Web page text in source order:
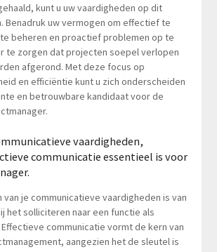
kunt u uw vaardigheden op dit
Benadruk uw vermogen om effectief te
te beheren en proactief problemen op te
te zorgen dat projecten soepel verlopen
afgerond. Met deze focus op
en efficiëntie kunt u zich onderscheiden
en betrouwbare kandidaat voor de
vaardigheden,
communicatie essentieel is voor
van je communicatieve vaardigheden is van
het solliciteren naar een functie als
communicatie vormt de kern van
aangezien het de sleutel is